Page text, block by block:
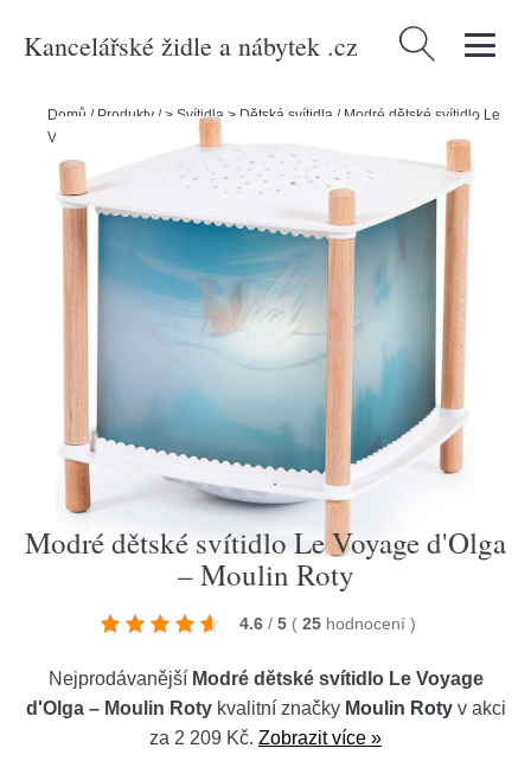
Kancelářské židle a nábytek .cz Vyhledávání
Domů / Produkty /> Svítidla > Dětská svítidla / Modré dětské svítidlo Le
Voyage d'Olga – Moulin Roty
Modré dětské svítidlo Le Voyage d'Olga
– Moulin Roty
4.6 / 5 ( 25 hodnocení )
Nejprodávanější Modré dětské svítidlo Le Voyage
d'Olga – Moulin Rotykvalitní značky Moulin Rotyv akci
za 2 209 Kč. Zobrazit více »